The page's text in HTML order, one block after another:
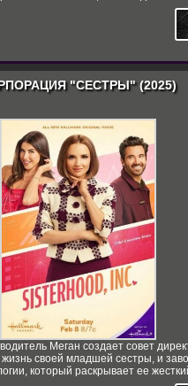
"СЕСТРЫ" (2025)
Меган создает совет
своей младшей сестры, и
который раскрывает ее